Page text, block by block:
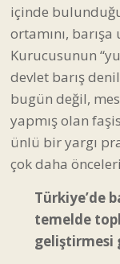
içinde
ortamını,
Kurucusunun
devlet barış
bugün değil,
yapmış olan
ünlü bir yargı
çok daha
Türkiye’de
temelde
geliştirmesi